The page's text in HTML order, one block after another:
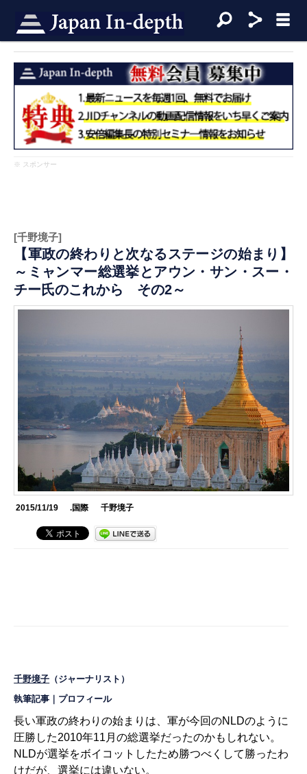
※ スポンサー
[千野境子]
【軍政の終わりと次なるステージの始まり】
～ミャンマー総選挙とアウン・サン・スー・
チー氏のこれから その2～
2015/11/19 .国際 千野境子
千野境子 （ジャーナリスト）
執筆記事
プロフィール
長い軍政の終わりの始まりは、軍が今回のNLDのように
圧勝した2010年11月の総選挙だったのかもしれない。
NLDが選挙をボイコットしたため勝つべくして勝ったわ
けだが、選挙には違いない。